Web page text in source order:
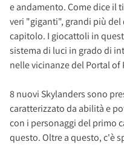
e andamento. Come dice il
veri "giganti", grandi più
capitolo. I giocattoli in
sistema di luci in grado di
nelle vicinanze del Portal
8 nuovi Skylanders sono
caratterizzato da abilità e
con i personaggi del primo
questo. Oltre a questo, c'è